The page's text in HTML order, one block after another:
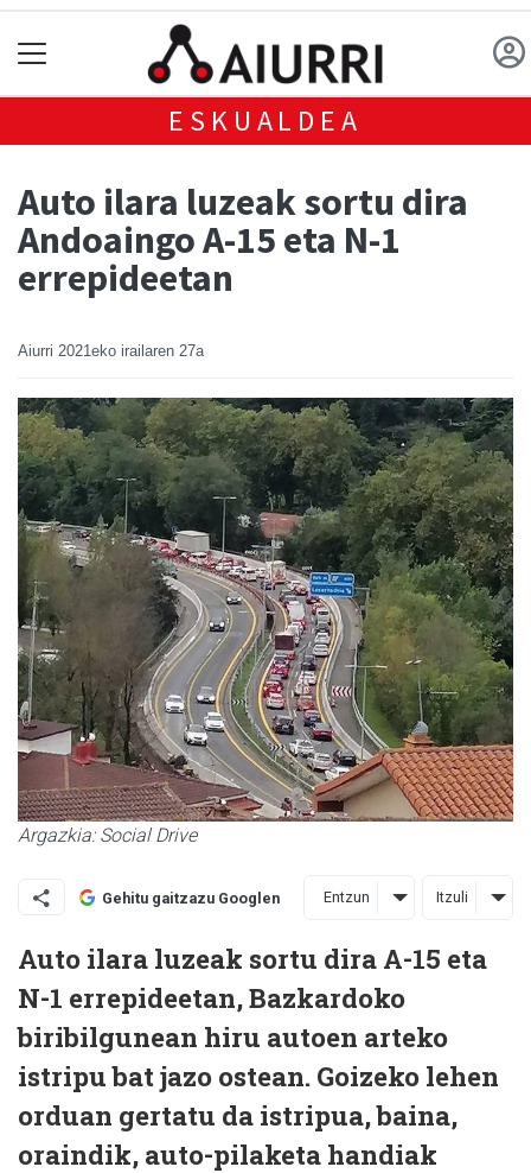
ESKUALDEA
Auto ilara luzeak sortu dira
Andoaingo A-15 eta N-1
errepideetan
Aiurri 2021eko irailaren 27a
Argazkia: Social Drive
Gehitu gaitzazu Googlen Entzun Itzuli
Auto ilara luzeak sortu dira A-15 eta
N-1 errepideetan, Bazkardoko
biribilgunean hiru autoen arteko
istripu bat jazo ostean. Goizeko lehen
orduan gertatu da istripua, baina,
oraindik, auto-pilaketa handiak